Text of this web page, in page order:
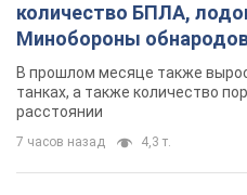
количество БПЛА,
Минобороны
В прошлом месяце также
танках, а также количество
расстоянии
7 часов назад 4,3 т.